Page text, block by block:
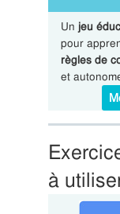
Un jeu
pour
règles de
et
à